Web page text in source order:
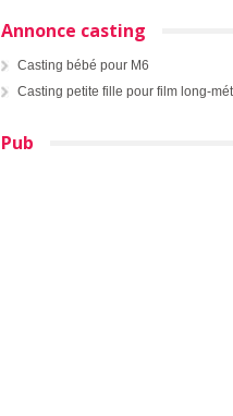
Annonce casting
Casting bébé pour M6
Casting petite fille pour film long-
Pub